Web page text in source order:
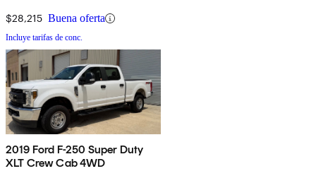
$28,215 Buena oferta
Incluye tarifas de conc.
2019 Ford F-250 Super Duty
XLT Crew Cab 4WD